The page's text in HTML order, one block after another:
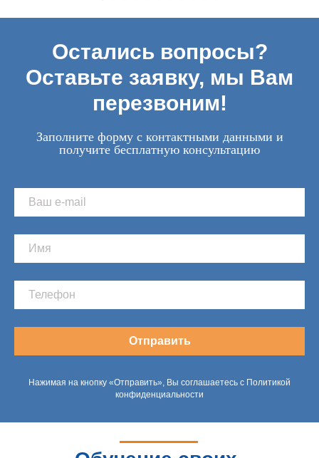
Остались вопросы?
Оставьте заявку, мы Вам
перезвоним!
Заполните форму с контактными данными и
получите бесплатную консультацию
Отправить
Нажимая на кнопку «Отправить», Вы соглашаетесь с Политикой
конфиденциальности